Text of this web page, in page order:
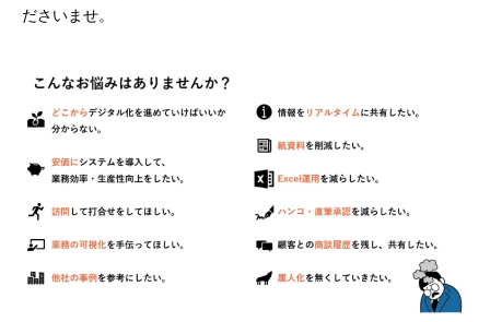
ださいませ。